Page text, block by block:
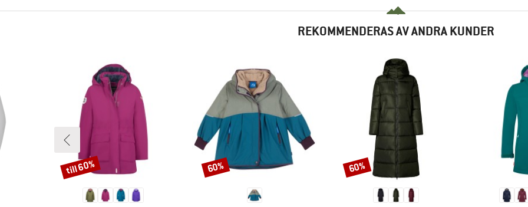
REKOMMENDERAS AV ANDRA KUNDER
Rabatt
till 60% Rabatt
60% Rabatt
60%